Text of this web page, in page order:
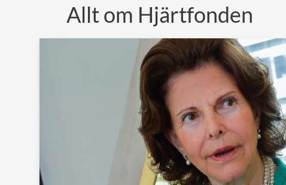
Allt om Hjärtfonden